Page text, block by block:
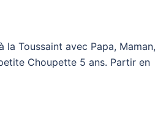
la Toussaint avec Papa, Maman,
Choupette 5 ans. Partir en